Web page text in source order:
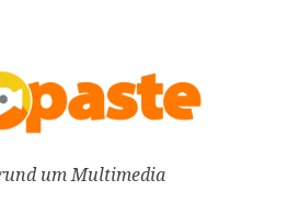
um Multimedia